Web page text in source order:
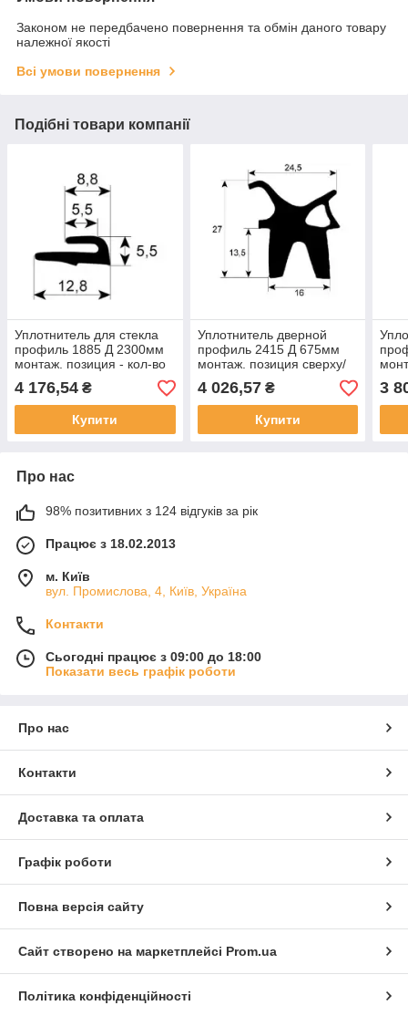
Законом не передбачено повернення та обмін даного товару
належної якості
Всі умови повернення
Подібні товари компанії
Уплотнитель для стекла
профиль 1885 Д 2300мм
монтаж. позиция - кол-во
в уп-вке 1 для Whirlpool,
Inoxtrend
4 176,54 ₴
Купити
Уплотнитель дверной
профиль 2415 Д 675мм
монтаж. позиция сверху/
снизу кол-во в уп-вке 1
для Foinox
4 026,57₴
Купити
в
3
Про нас
98% позитивних з 124 відгуків за рік
Працює з 18.02.2013
м. Київ
вул. Промислова, 4, Київ, Україна
Контакти
Сьогодні працює з 09:00 до 18:00
Показати весь графік роботи
Про нас
Контакти
Доставка та оплата
Графік роботи
Повна версія сайту
Сайт створено на маркетплейсі Prom.ua
Політика конфіденційності